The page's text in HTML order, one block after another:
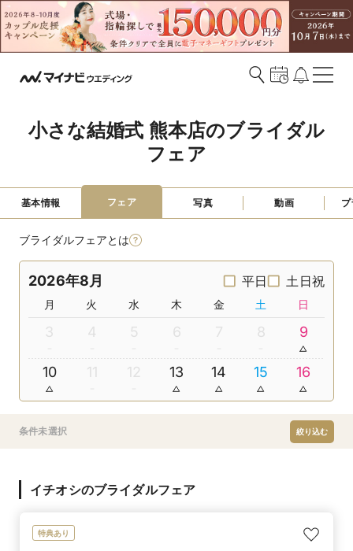
小さな結婚式 熊本店のブライダル
フェア
基本情報 フェア 写真 動画
ブライダルフェアとは
2026年8月 平日 土日祝
月 火 水 木 金 土 日
3 4 5 6 7 8 9
10 11 12 13 14 15 16
条件未選択 絞り込む
イチオシのブライダルフェア
特典あり